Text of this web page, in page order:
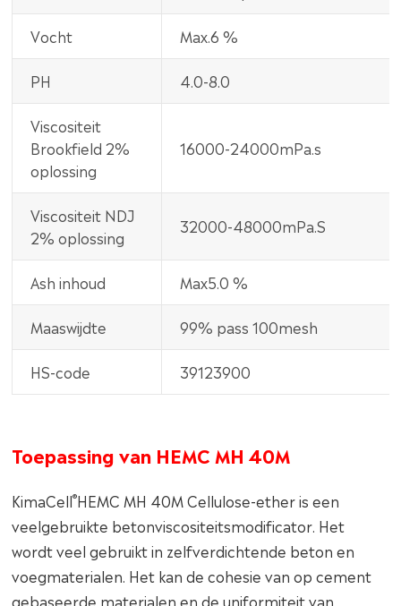
Vocht Max.6 %
PH 4.0-8.0
Viscositeit
Brookfield 2%
oplossing
16000-24000mPa.s
Viscositeit NDJ
2% oplossing
32000-48000mPa.S
Ash inhoud Max5.0 %
Maaswijdte 99% pass 100mesh
HS-code 39123900
Toepassing van HEMC MH 40M
KimaCell®HEMC MH 40M Cellulose-ether is een
veelgebruikte betonviscositeitsmodificator. Het
wordt veel gebruikt in zelfverdichtende beton en
voegmaterialen. Het kan de cohesie van op cement
gebaseerde materialen en de uniformiteit van